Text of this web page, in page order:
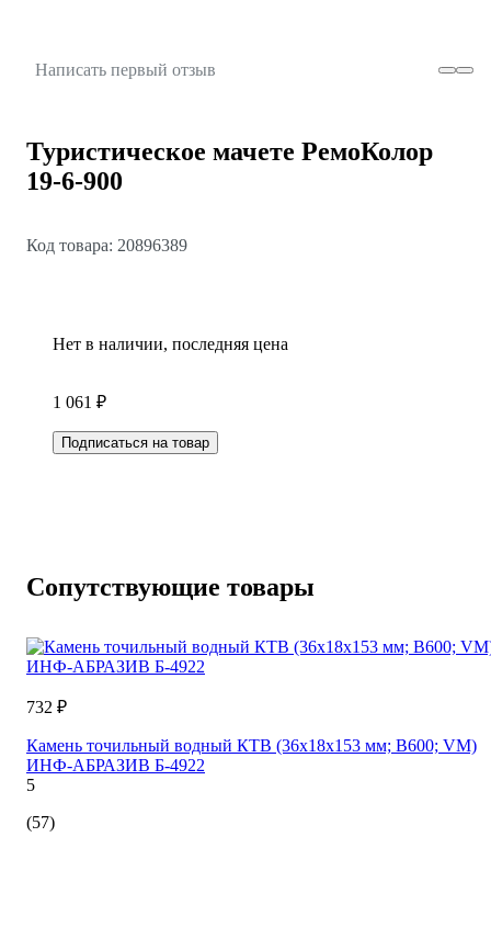
Написать первый отзыв
Туристическое мачете РемоКолор
19-6-900
Код товара: 20896389
Нет в наличии, последняя цена
1 061 ₽
Подписаться на товар
Сопутствующие товары
732 ₽
Камень точильный водный КТВ (36х18х153 мм; B600; VM)
ИНФ-АБРАЗИВ Б-4922
5
(57)